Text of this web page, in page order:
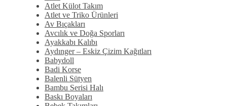
Atlet Külot Takım
Atlet ve Triko Ürünleri
Av Bıçakları
Avcılık ve Doğa Sporları
Ayakkabı Kalıbı
Aydınger – Eskiz Çizim Kağıtları
Babydoll
Badi Korse
Balenli Sütyen
Bambu Serisi Halı
Baskı Boyaları